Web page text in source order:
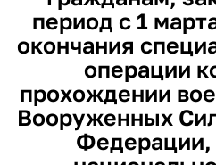
период с 1
окончания
операции
прохождении
Вооруженных
Федерации,